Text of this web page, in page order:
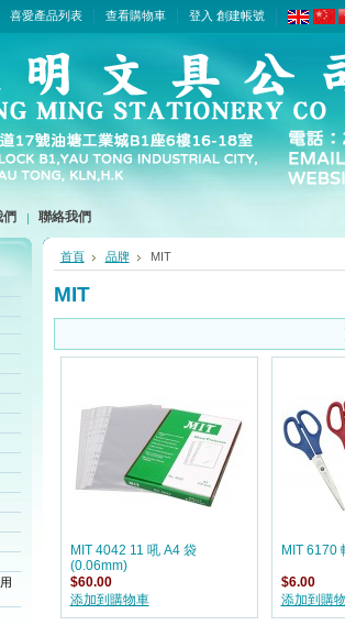
喜愛產品列表 查看購物車 登入 創建帳號
們 聯絡我們
首頁 品牌 MIT
MIT
MIT 4042 11 吼 A4 袋
(0.06mm)
$60.00
添加到購物車
MIT 6170
$6.00
添加到購